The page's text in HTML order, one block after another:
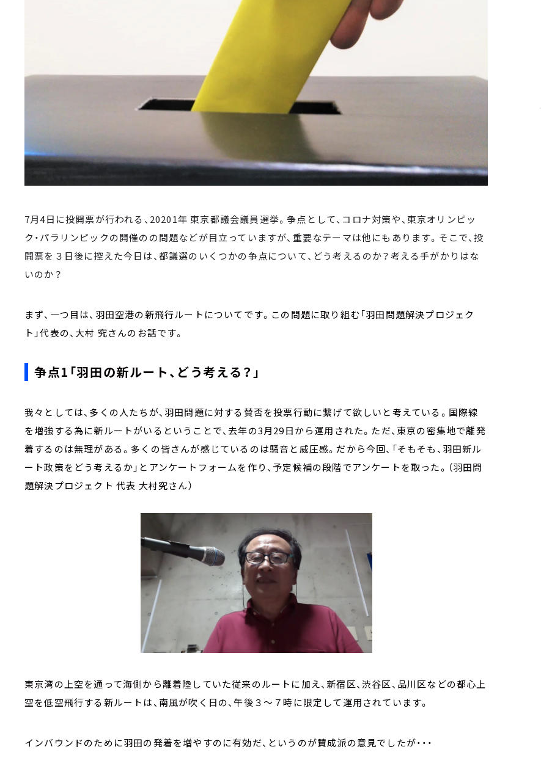
7月4日に投開票が行われる、20201年 東京都議会議員選挙。争点として、コロナ対策や、東京オリンピッ
ク・パラリンピックの開催のの問題などが目立っていますが、重要なテーマは他にもあります。そこで、投
開票を３日後に控えた今日は、都議選のいくつかの争点について、どう考えるのか？考える手がかりはな
いのか？
まず、一つ目は、羽田空港の新飛行ルートについてです。この問題に取り組む「羽田問題解決プロジェク
ト」代表の、大村 究さんのお話です。
争点1「羽田の新ルート、どう考える？」
我々としては、多くの人たちが、羽田問題に対する賛否を投票行動に繋げて欲しいと考えている。国際線
を増強する為に新ルートがいるということで、去年の3月29日から運用された。ただ、東京の密集地で離発
着するのは無理がある。多くの皆さんが感じているのは騒音と威圧感。だから今回、「そもそも、羽田新ル
ート政策をどう考えるか」とアンケートフォームを作り、予定候補の段階でアンケートを取った。（羽田問
題解決プロジェクト 代表 大村究さん）
東京湾の上空を通って海側から離着陸していた従来のルートに加え、新宿区、渋谷区、品川区などの都心上
空を低空飛行する新ルートは、南風が吹く日の、午後３～７時に限定して運用されています。
インバウンドのために羽田の発着を増やすのに有効だ、というのが賛成派の意見でしたが・・・